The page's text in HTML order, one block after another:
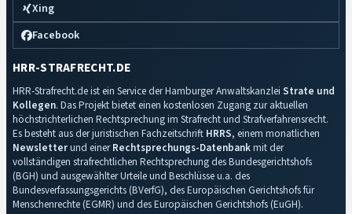
Xing
Facebook
HRR-STRAFRECHT.DE
HRR-Strafrecht.de ist ein Service der Hamburger Anwaltskanzlei Strate und
Kollegen. Das Projekt bietet einen kostenlosen Zugang zur aktuellen
höchstrichterlichen Rechtsprechung im Strafrecht und Strafverfahrensrecht.
Es besteht aus der juristischen Fachzeitschrift HRRS, einem monatlichen
Newsletterund einerRechtsprechungs-Datenbankmit der
vollständigen strafrechtlichen Rechtsprechung des Bundesgerichtshofs
(BGH) und ausgewählter Urteile und Beschlüsse u.a. des
Bundesverfassungsgerichts (BVerfG), des Europäischen Gerichtshofs für
Menschenrechte (EGMR) und des Europäischen Gerichtshofs (EuGH).